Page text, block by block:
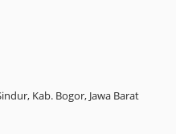
Kab. Bogor, Jawa Barat